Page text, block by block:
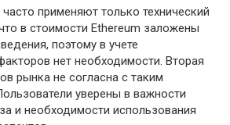
применяют только технический
в стоимости Ethereum заложены
поэтому в учете
нет необходимости. Вторая
рынка не согласна с таким
уверены в важности
и необходимости использования